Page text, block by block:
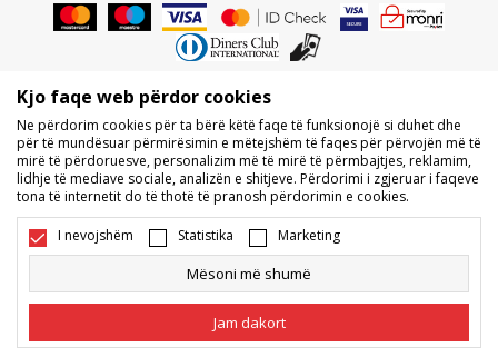
Nuk lejohet shkarkimi ose përdorimi i përmbajtjes nga faqet e internetit
të BDS.MK, pjesërisht ose tërësisht, dhe i referohet logove, markave
tregtare, përmbajtjes komerciale, as caktimi i tyre palëve të treta,
publikimi i tyre publikisht ose përdorimi i tyre për ndonjë për qëllime, pa
pëlqimin me shkrim të BDS.MK DOOEL.
Ne përpiqemi të jemi sa më të saktë në përshkrimin e produktit, foton
dhe vetë çmimin, por nuk mund të garantojmë që të gjitha informacionet
të jenë të plota dhe pa gabime. Të gjitha produktet e shfaqura në faqe
janë pjesë e ofertës sonë, por nuk kuptohet që ato duhet të jenë të
disponueshme gjatë gjithë kohës. Disponueshmërinë e produkteve mund
ta kontrolloni edhe në numrin e telefonit 02 3055 222.
, Duke krijuarNB SOFT
rezervuara.
Kjo faqe web përdor cookies
Ne përdorim cookies për ta bërë këtë faqe të funksionojë si duhet dhe
për të mundësuar përmirësimin e mëtejshëm të faqes për përvojën më të
mirë të përdoruesve, personalizim më të mirë të përmbajtjes, reklamim,
lidhje të mediave sociale, analizën e shitjeve. Përdorimi i zgjeruar i faqeve
tona të internetit do të thotë të pranosh përdorimin e cookies.
I nevojshëm Statistika Marketing
Mësoni më shumë
Jam dakort